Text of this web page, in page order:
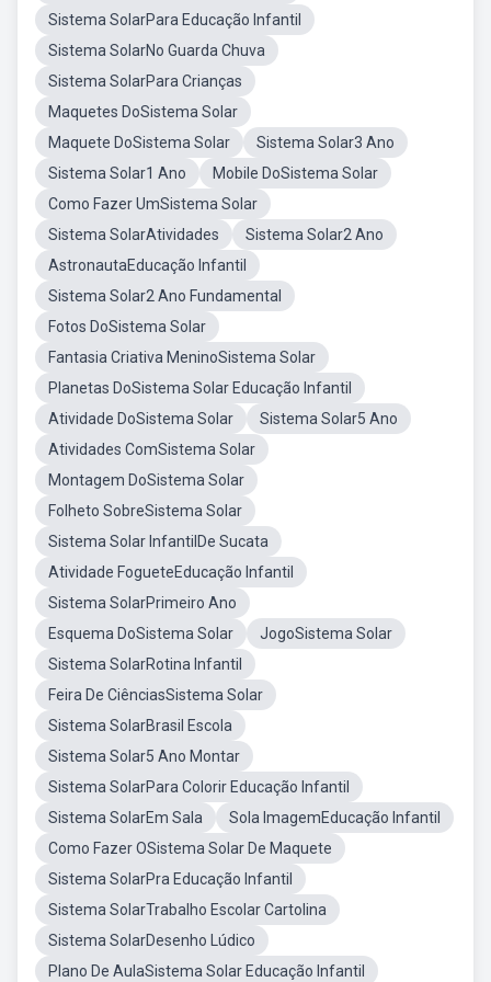
Sistema SolarPara Educação Infantil
Sistema SolarNo Guarda Chuva
Sistema SolarPara Crianças
Maquetes DoSistema Solar
Maquete DoSistema Solar
Sistema Solar3 Ano
Sistema Solar1 Ano
Mobile DoSistema Solar
Como Fazer UmSistema Solar
Sistema SolarAtividades
Sistema Solar2 Ano
AstronautaEducação Infantil
Sistema Solar2 Ano Fundamental
Fotos DoSistema Solar
Fantasia Criativa MeninoSistema Solar
Planetas DoSistema Solar Educação Infantil
Atividade DoSistema Solar
Sistema Solar5 Ano
Atividades ComSistema Solar
Montagem DoSistema Solar
Folheto SobreSistema Solar
Sistema Solar InfantilDe Sucata
Atividade FogueteEducação Infantil
Sistema SolarPrimeiro Ano
Esquema DoSistema Solar
JogoSistema Solar
Sistema SolarRotina Infantil
Feira De CiênciasSistema Solar
Sistema SolarBrasil Escola
Sistema Solar5 Ano Montar
Sistema SolarPara Colorir Educação Infantil
Sistema SolarEm Sala
Sola ImagemEducação Infantil
Como Fazer OSistema Solar De Maquete
Sistema SolarPra Educação Infantil
Sistema SolarTrabalho Escolar Cartolina
Sistema SolarDesenho Lúdico
Plano De AulaSistema Solar Educação Infantil